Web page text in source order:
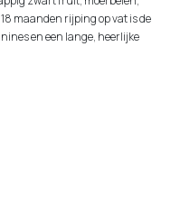
maanden rijping op vat is de
en een lange, heerlijke